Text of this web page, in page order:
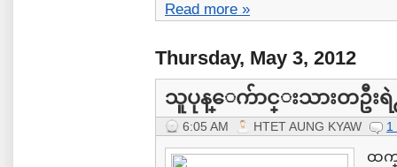
Read more »
Thursday, May 3, 2012
သူပုန္ေက်ာင္းသားတဦးရဲ႕
6:05 AM HTET AUNG KYAW 1
ထက္